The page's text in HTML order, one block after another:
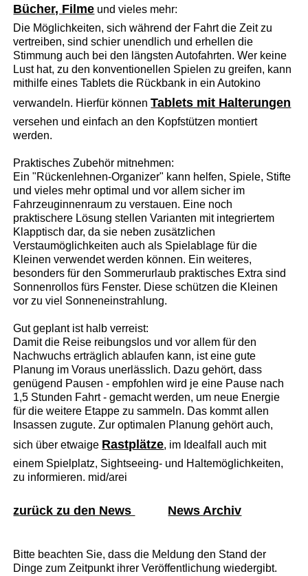
Bücher, Filme und vieles mehr:
Die Möglichkeiten, sich während der Fahrt die Zeit zu
vertreiben, sind schier unendlich und erhellen die
Stimmung auch bei den längsten Autofahrten. Wer keine
Lust hat, zu den konventionellen Spielen zu greifen, kann
mithilfe eines Tablets die Rückbank in ein Autokino
verwandeln. Hierfür könnenTablets mit Halterungen
versehen und einfach an den Kopfstützen montiert
werden.
Praktisches Zubehör mitnehmen:
Ein "Rückenlehnen-Organizer" kann helfen, Spiele, Stifte
und vieles mehr optimal und vor allem sicher im
Fahrzeuginnenraum zu verstauen. Eine noch
praktischere Lösung stellen Varianten mit integriertem
Klapptisch dar, da sie neben zusätzlichen
Verstaumöglichkeiten auch als Spielablage für die
Kleinen verwendet werden können. Ein weiteres,
besonders für den Sommerurlaub praktisches Extra sind
Sonnenrollos fürs Fenster. Diese schützen die Kleinen
vor zu viel Sonneneinstrahlung.
Gut geplant ist halb verreist:
Damit die Reise reibungslos und vor allem für den
Nachwuchs erträglich ablaufen kann, ist eine gute
Planung im Voraus unerlässlich. Dazu gehört, dass
genügend Pausen - empfohlen wird je eine Pause nach
1,5 Stunden Fahrt - gemacht werden, um neue Energie
für die weitere Etappe zu sammeln. Das kommt allen
Insassen zugute. Zur optimalen Planung gehört auch,
sich über etwaige Rastplätze, im Idealfall auch mit
einem Spielplatz, Sightseeing- und Haltemöglichkeiten,
zu informieren. mid/arei
zurück zu den News News Archiv
Bitte beachten Sie, dass die Meldung den Stand der
Dinge zum Zeitpunkt ihrer Veröffentlichung wiedergibt.